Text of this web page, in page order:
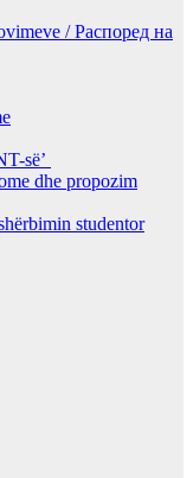
/ Распоред на
së’
dhe propozim
studentor